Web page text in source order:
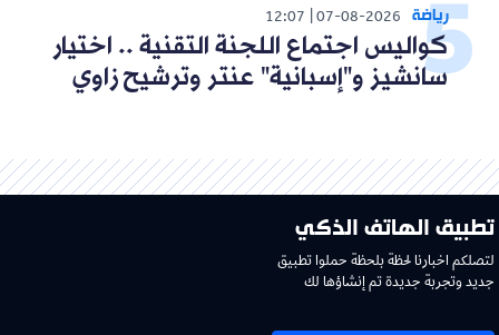
رياضة 07-08-2026
12:07
كواليس اجتماع اللجنة التقنية .. اختيار
سانشيز و"إسبانية" عنتر وترشيح زاوي
تطبيق الهاتف الذكي
لتصلكم اخبارنا لحظة بلحظة حملوا تطبيق
جديد وتجربة جديدة تم إنشاؤها لك